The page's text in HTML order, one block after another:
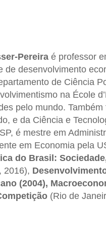
Pereiraé professor
de desenvolvimento
de Ciência
na École
pelo mundo.
e da Ciência e
é mestre em
em Economia pela
do Brasil:
2016),
(2004),
(Rio de